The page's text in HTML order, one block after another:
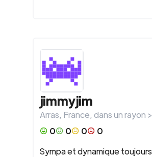
jimmyjim
Arras, France, dans un rayon >
0
0 0
0
Sympa et dynamique toujours